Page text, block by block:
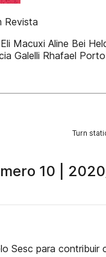
Revista
Macuxi Aline Bei
Galelli Rhafael
Turn
10 |
Sesc para contribuir